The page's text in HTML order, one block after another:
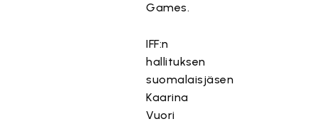
Games.
IFF:n
hallituksen
suomalaisjäsen
Kaarina
Vuori